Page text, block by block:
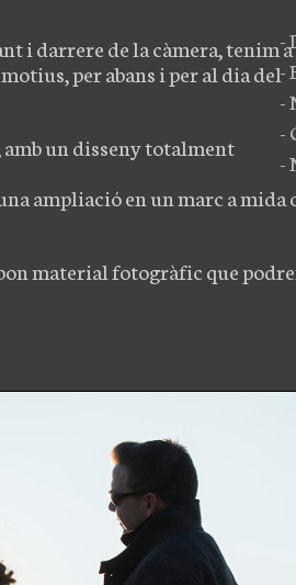
i darrere de la càmera, tenim
per abans i per al dia del
un disseny totalment
ampliació en un marc a mida
material fotogràfic que
-
-
-
-
-